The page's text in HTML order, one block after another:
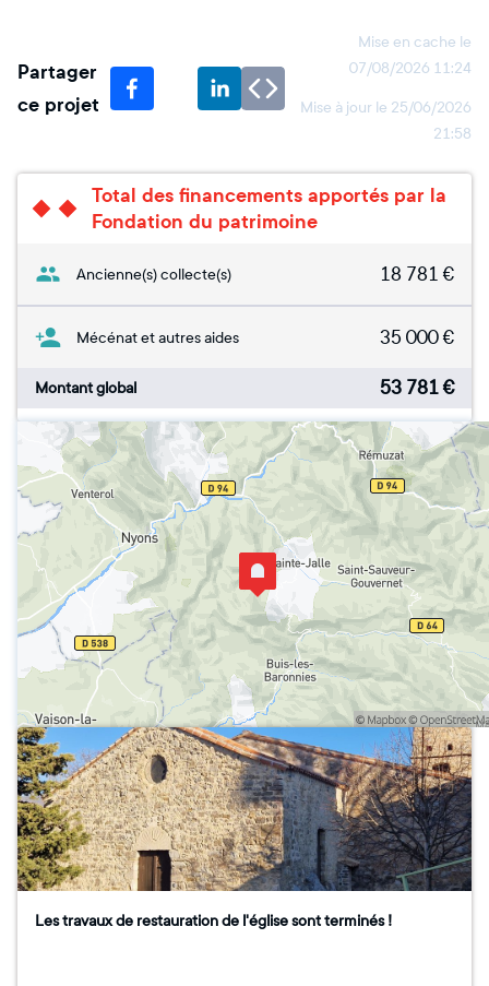
Partager
ce projet
Mise en cache le
07/08/2026 11:24
Mise à jour le 25/06/2026
21:58
Total des financements apportés par la
Fondation du patrimoine
Ancienne(s) collecte(s) 18 781 €
Mécénat et autres aides 35 000€
Montant global 53 781€
Les travaux de restauration de l'église sont terminés !